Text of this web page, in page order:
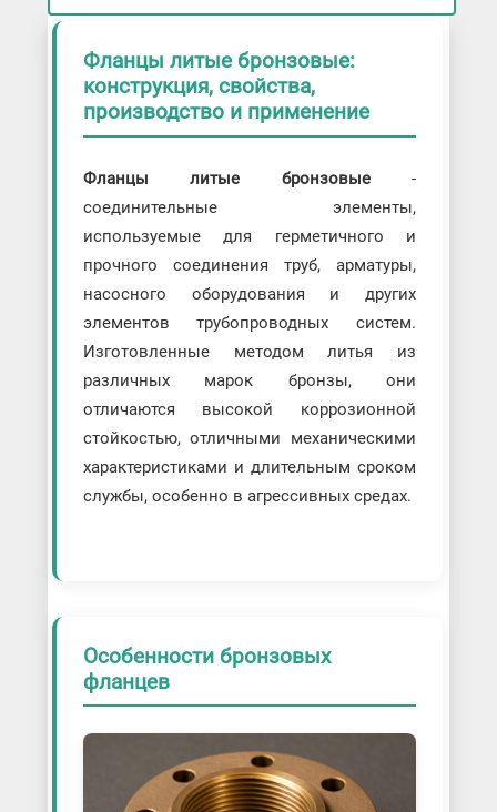
Фланцы литые бронзовые:
конструкция, свойства,
производство и применение
Фланцы литые бронзовые-
соединительные элементы,
используемые для герметичного и
прочного соединения труб, арматуры,
насосного оборудования и других
элементов трубопроводных систем.
Изготовленные методом литья из
различных марок бронзы, они
отличаются высокой коррозионной
стойкостью, отличными механическими
характеристиками и длительным сроком
службы, особенно в агрессивных средах.
Особенности бронзовых
фланцев